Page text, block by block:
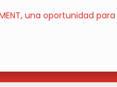
una oportunidad